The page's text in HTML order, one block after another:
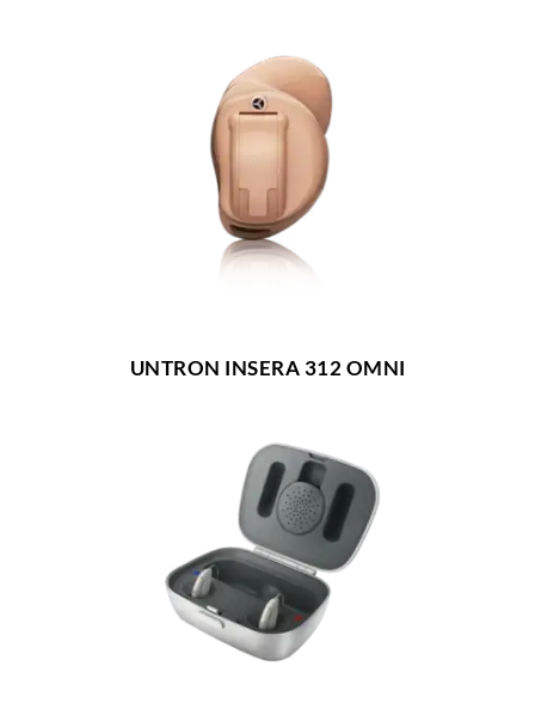
UNTRON INSERA 312 OMNI